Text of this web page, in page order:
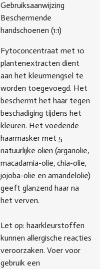
Gebruiksaanwijzing
Beschermende
handschoenen (1:1)
Fytoconcentraat met 10
plantenextracten dient
aan het kleurmengsel te
worden toegevoegd. Het
beschermt het haar tegen
beschadiging tijdens het
kleuren. Het voedende
haarmasker met 5
natuurlijke oliën (arganolie,
macadamia-olie, chia-olie,
jojoba-olie en amandelolie)
geeft glanzend haar na
het verven.
Let op: haarkleurstoffen
kunnen allergische reacties
veroorzaken. Voer voor
gebruik een